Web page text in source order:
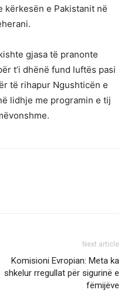
kërkesën e Pakistanit në
gjasa të pranonte
t’i dhënë fund luftës pasi
të rihapur Ngushticën e
lidhje me programin e tij
Next article
Komisioni Evropian: Meta ka
shkelur rregullat për sigurinë e
fëmijëve